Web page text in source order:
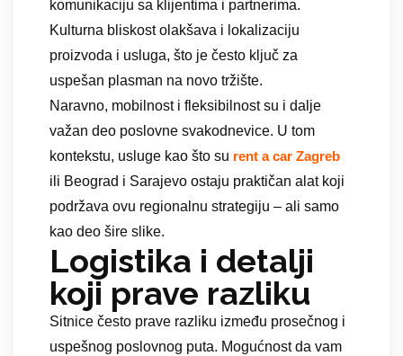
komunikaciju sa klijentima i partnerima.
Kulturna bliskost olakšava i lokalizaciju
proizvoda i usluga, što je često ključ za
uspešan plasman na novo tržište.
Naravno, mobilnost i fleksibilnost su i dalje
važan deo poslovne svakodnevice. U tom
kontekstu, usluge kao što su rent a car Zagreb
ili Beograd i Sarajevo ostaju praktičan alat koji
podržava ovu regionalnu strategiju – ali samo
kao deo šire slike.
Logistika i detalji
koji prave razliku
Sitnice često prave razliku između prosečnog i
uspešnog poslovnog puta. Mogućnost da vam